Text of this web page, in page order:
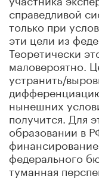
справедливой
только при
эти цели из
Теоретически
маловероятно.
устранить/
нынешних
получится. Для
образовании в
федерального
туманная